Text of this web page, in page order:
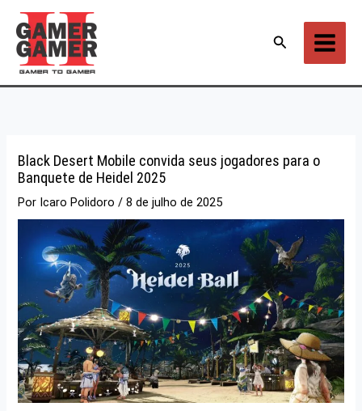
para
conteúdo
Pesquisar
Black Desert Mobile convida seus jogadores para o
Banquete de Heidel 2025
Por Icaro Polidoro/8 de julho de 2025